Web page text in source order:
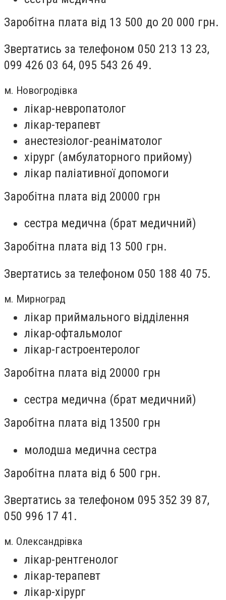
Заробітна плата від 13 500 до 20 000 грн.
Звертатись за телефоном 050 213 13 23,
099 426 03 64, 095 543 26 49.
м. Новогродівка
лікар-невропатолог
лікар-терапевт
анестезіолог-реаніматолог
хірург (амбулаторного прийому)
лікар паліативної допомоги
Заробітна плата від 20000 грн
сестра медична (брат медичний)
Заробітна плата від 13 500 грн.
Звертатись за телефоном 050 188 40 75.
м. Мирноград
лікар приймального відділення
лікар-офтальмолог
лікар-гастроентеролог
Заробітна плата від 20000 грн
сестра медична (брат медичний)
Заробітна плата від 13500 грн
молодша медична сестра
Заробітна плата від 6 500 грн.
Звертатись за телефоном 095 352 39 87,
050 996 17 41.
м. Олександрівка
лікар-рентгенолог
лікар-терапевт
лікар-хірург